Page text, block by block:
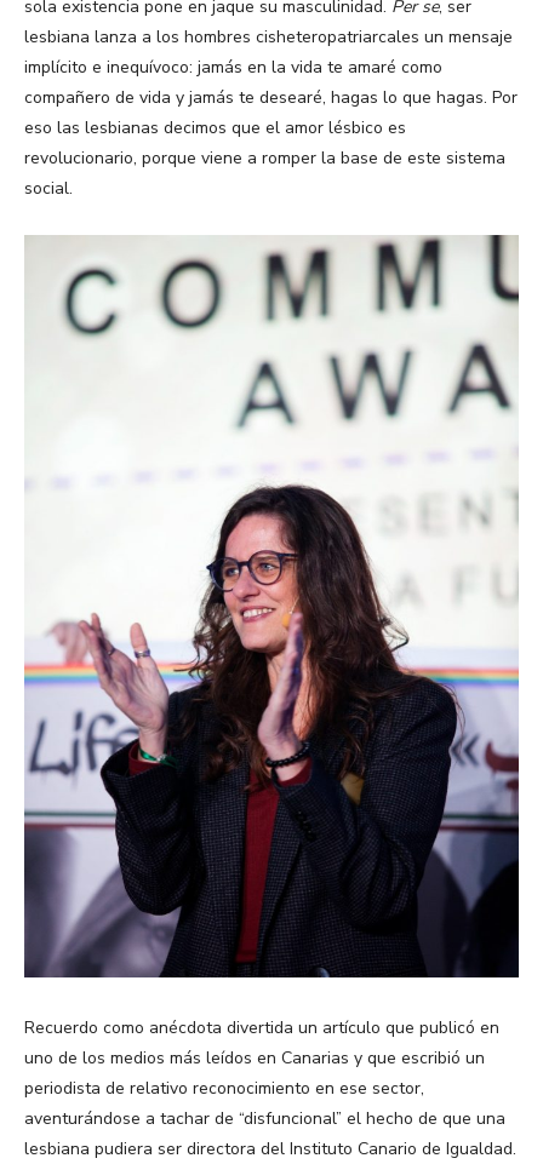
sola existencia pone en jaque su masculinidad. Per se, ser
lesbiana lanza a los hombres cisheteropatriarcales un mensaje
implícito e inequívoco: jamás en la vida te amaré como
compañero de vida y jamás te desearé, hagas lo que hagas. Por
eso las lesbianas decimos que el amor lésbico es
revolucionario, porque viene a romper la base de este sistema
social.
Recuerdo como anécdota divertida un artículo que publicó en
uno de los medios más leídos en Canarias y que escribió un
periodista de relativo reconocimiento en ese sector,
aventurándose a tachar de “disfuncional” el hecho de que una
lesbiana pudiera ser directora del Instituto Canario de Igualdad.